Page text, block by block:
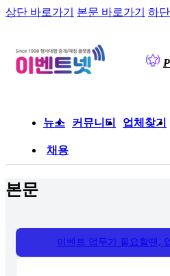
상단 바로가기 본문 바로가기 하
뉴스 커뮤니티 업체찾기
채용
본문
이벤트 업무가 필요할땐,